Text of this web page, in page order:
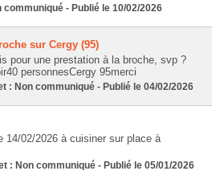
- Publié le 10/02/2026
sur Cergy (95)
pour une prestation à la broche, svp ?
personnesCergy 95merci
: Non communiqué - Publié le 04/02/2026
14/02/2026 à cuisiner sur place à
: Non communiqué - Publié le 05/01/2026